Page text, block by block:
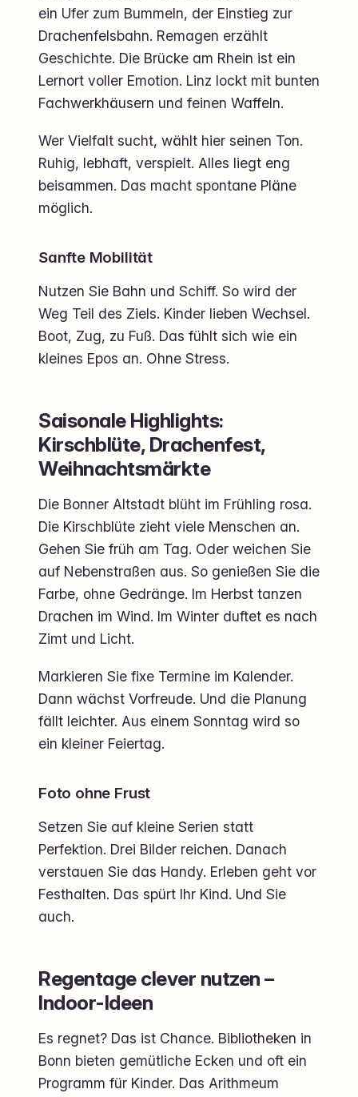
ein Ufer zum Bummeln, der Einstieg zur
Drachenfelsbahn. Remagen erzählt
Geschichte. Die Brücke am Rhein ist ein
Lernort voller Emotion. Linz lockt mit bunten
Fachwerkhäusern und feinen Waffeln.
Wer Vielfalt sucht, wählt hier seinen Ton.
Ruhig, lebhaft, verspielt. Alles liegt eng
beisammen. Das macht spontane Pläne
möglich.
Sanfte Mobilität
Nutzen Sie Bahn und Schiff. So wird der
Weg Teil des Ziels. Kinder lieben Wechsel.
Boot, Zug, zu Fuß. Das fühlt sich wie ein
kleines Epos an. Ohne Stress.
Saisonale Highlights:
Kirschblüte, Drachenfest,
Weihnachtsmärkte
Die Bonner Altstadt blüht im Frühling rosa.
Die Kirschblüte zieht viele Menschen an.
Gehen Sie früh am Tag. Oder weichen Sie
auf Nebenstraßen aus. So genießen Sie die
Farbe, ohne Gedränge. Im Herbst tanzen
Drachen im Wind. Im Winter duftet es nach
Zimt und Licht.
Markieren Sie fixe Termine im Kalender.
Dann wächst Vorfreude. Und die Planung
fällt leichter. Aus einem Sonntag wird so
ein kleiner Feiertag.
Foto ohne Frust
Setzen Sie auf kleine Serien statt
Perfektion. Drei Bilder reichen. Danach
verstauen Sie das Handy. Erleben geht vor
Festhalten. Das spürt Ihr Kind. Und Sie
auch.
Regentage clever nutzen –
Indoor-Ideen
Es regnet? Das ist Chance. Bibliotheken in
Bonn bieten gemütliche Ecken und oft ein
Programm für Kinder. Das Arithmeum